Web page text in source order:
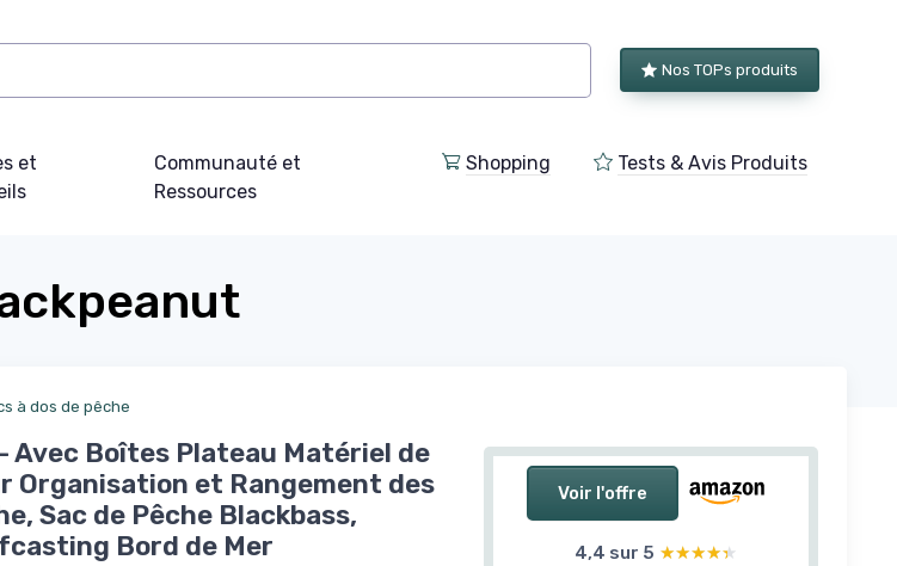
Nos TOPs produits
et
Communauté et
Ressources
Shopping Tests & Avis Produits
à dos de pêche
Voir l'offre
4,4 sur 5 ★★★★★
★★★★★
Avec Boîtes Plateau Matériel de
Organisation et Rangement des
Sac de Pêche Blackbass,
Bord de Mer